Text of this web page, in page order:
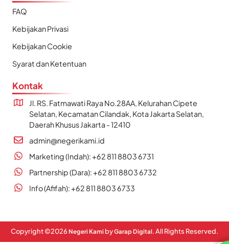
FAQ
Kebijakan Privasi
Kebijakan Cookie
Syarat dan Ketentuan
Kontak
Jl. RS. Fatmawati Raya No.28AA, Kelurahan Cipete
Selatan, Kecamatan Cilandak, Kota Jakarta Selatan,
Daerah Khusus Jakarta - 12410
admin@negerikami.id
Marketing (Indah): +62 811 8803 6731
Partnership (Dara): +62 811 8803 6732
Info (Afifah): +62 811 8803 6733
Copyright ©2026 Negeri Kami byGarap Digital. All Rights Reserved.